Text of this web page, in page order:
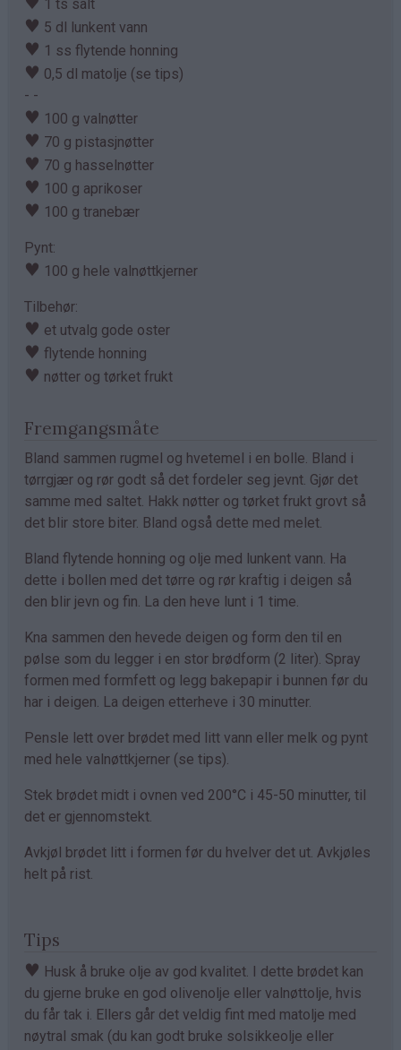
1 ts salt
♥ 5 dl lunkent vann
♥ 1 ss flytende honning
♥ 0,5 dl matolje (se tips)
- -
♥ 100 g valnøtter
♥ 70 g pistasjnøtter
♥ 70 g hasselnøtter
♥ 100 g aprikoser
♥ 100 g tranebær
Pynt:
♥ 100 g hele valnøttkjerner
Tilbehør:
♥ et utvalg gode oster
♥ flytende honning
♥ nøtter og tørket frukt
Fremgangsmåte
Bland sammen rugmel og hvetemel i en bolle. Bland i
tørrgjær og rør godt så det fordeler seg jevnt. Gjør det
samme med saltet. Hakk nøtter og tørket frukt grovt så
det blir store biter. Bland også dette med melet.
Bland flytende honning og olje med lunkent vann. Ha
dette i bollen med det tørre og rør kraftig i deigen så
den blir jevn og fin. La den heve lunt i 1 time.
Kna sammen den hevede deigen og form den til en
pølse som du legger i en stor brødform (2 liter). Spray
formen med formfett og legg bakepapir i bunnen før du
har i deigen. La deigen etterheve i 30 minutter.
Pensle lett over brødet med litt vann eller melk og pynt
med hele valnøttkjerner (se tips).
Stek brødet midt i ovnen ved 200°C i 45-50 minutter, til
det er gjennomstekt.
Avkjøl brødet litt i formen før du hvelver det ut. Avkjøles
helt på rist.
Tips
♥ Husk å bruke olje av god kvalitet. I dette brødet kan
du gjerne bruke en god olivenolje eller valnøttolje, hvis
du får tak i. Ellers går det veldig fint med matolje med
nøytral smak (du kan godt bruke solsikkeolje eller